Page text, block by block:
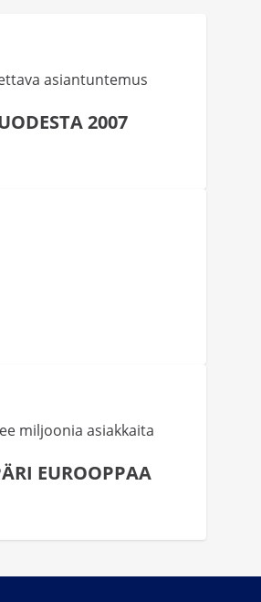
asiantuntemus
2007
miljoonia asiakkaita
EUROOPPAA